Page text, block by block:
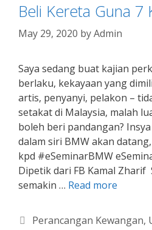
Beli Kereta Guna 7
May 29, 2020 byAdmin
Saya sedang buat kajian
berlaku, kekayaan yang
artis, penyanyi, pelakon –
setakat di Malaysia, malah
boleh beri pandangan?
dalam siri BMW akan
kpd #eSeminarBMW
Dipetik dari FB Kamal Zharif
semakin … Read more
Categories
Perancangan Kewangan,